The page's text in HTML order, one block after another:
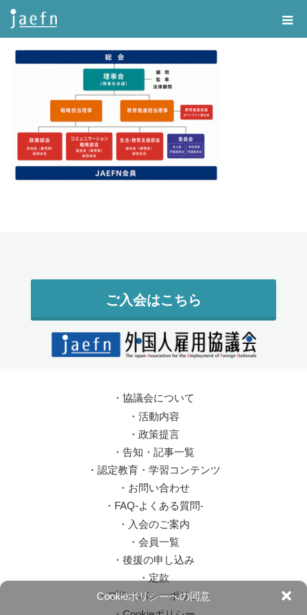
Cookieポリシーへの同意
組織図
ご入会はこちら
・ 協議会について
・ 活動内容
・ 政策提言
・ 告知・記事一覧
・ 認定教育・学習コンテンツ
・ お問い合わせ
・ FAQ-よくある質問-
・ 入会のご案内
・ 会員一覧
・ 後援の申し込み
・ 定款
・プライバシーポリシー